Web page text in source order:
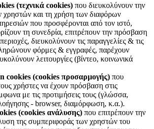
(τεχνικά cookies) που διευκολύνουν την
χρηστών και τη χρήση των διαφόρων
που προσφέρονται από τον ιστό,
τη συνεδρία, επιτρέπουν την πρόσβαση
διευκολύνουν τις παραγγελίες & τις
φόρμες & εγγραφές, παρέχουν
λειτουργίες (βίντεο, κοινωνικά
cookies (cookies προσαρμογής) που
χρήστες να έχουν πρόσβαση στις
με τις προτιμήσεις τους (γλώσσα,
- browser, διαμόρφωση, κ.α.).
(cookies ανάλυσης) που επιτρέπουν την
της συμπεριφοράς των χρηστών του